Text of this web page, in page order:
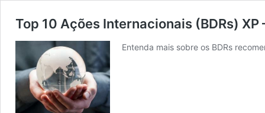
Top 10 Ações Internacionais (BDRs) XP
Entenda mais sobre os BDRs